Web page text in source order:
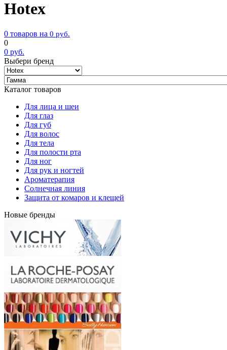
Hotex
0 товаров на 0 руб.
0
0 руб.
Выбери бренд
Каталог товаров
Для лица и шеи
Для глаз
Для губ
Для волос
Для тела
Для полости рта
Для ног
Для рук и ногтей
Ароматерапия
Солнечная линия
Защита от комаров и клещей
Новые бренды